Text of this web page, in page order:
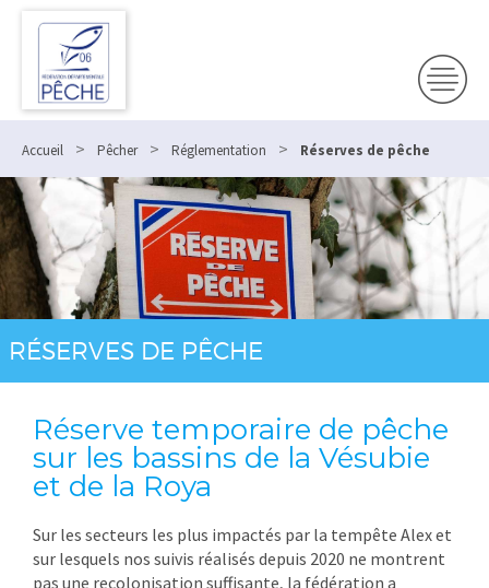
Accueil > Pêcher > Réglementation > Réserves de pêche
RÉSERVES DE PÊCHE
Réserve temporaire de pêche
sur les bassins de la Vésubie
et de la Roya
Sur les secteurs les plus impactés par la tempête Alex et
sur lesquels nos suivis réalisés depuis 2020 ne montrent
pas une recolonisation suffisante, la fédération a